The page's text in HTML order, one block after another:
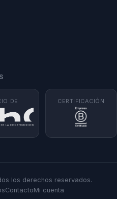
DE CERTIFICACIÓN
los derechos reservados.
ContactoMi cuenta